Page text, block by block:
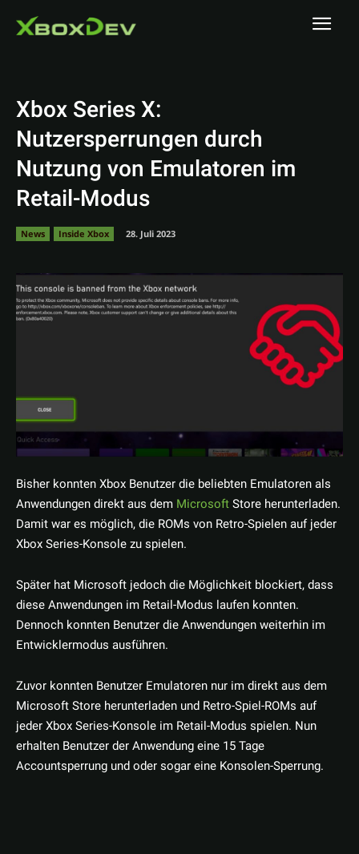
Xbox Series X:
Nutzersperrungen durch
Nutzung von Emulatoren im
Retail-Modus
News Inside Xbox 28. Juli 2023
Bisher konnten Xbox Benutzer die beliebten Emulatoren als
Anwendungen direkt aus dem MicrosoftStore herunterladen.
Damit war es möglich, die ROMs von Retro-Spielen auf jeder
Xbox Series-Konsole zu spielen.
Später hat Microsoft jedoch die Möglichkeit blockiert, dass
diese Anwendungen im Retail-Modus laufen konnten.
Dennoch konnten Benutzer die Anwendungen weiterhin im
Entwicklermodus ausführen.
Zuvor konnten Benutzer Emulatoren nur im direkt aus dem
Microsoft Store herunterladen und Retro-Spiel-ROMs auf
jeder Xbox Series-Konsole im Retail-Modus spielen. Nun
erhalten Benutzer der Anwendung eine 15 Tage
Accountsperrung und oder sogar eine Konsolen-Sperrung.